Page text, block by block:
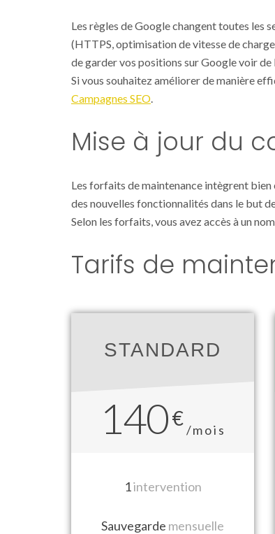
Les règles de Google changent toutes les
(HTTPS, optimisation de vitesse de
de garder vos positions sur Google voir de
Si vous souhaitez améliorer de manière
Campagnes SEO.
Mise à jour du
Les forfaits de maintenance intègrent
des nouvelles fonctionnalités dans le but
Selon les forfaits, vous avez accès à un
Tarifs de
STANDARD
140€/mois
1intervention
Sauvegarde mensuelle